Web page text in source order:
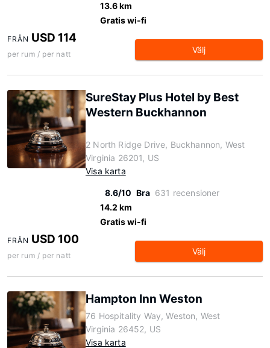
13.6 km
Gratis wi-fi
FRÅN USD 114
per rum / per natt Välj
SureStay Plus Hotel by Best
Western Buckhannon
2 North Ridge Drive, Buckhannon, West
Virginia 26201, US
Visa karta
8.6/10 Bra 631 recensioner
14.2 km
Gratis wi-fi
FRÅN USD 100
per rum / per natt Välj
Hampton Inn Weston
76 Hospitality Way, Weston, West
Virginia 26452, US
Visa karta